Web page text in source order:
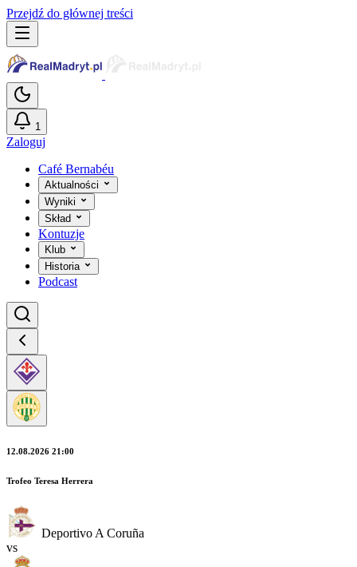
Przejdź do głównej treści
1
Zaloguj
Café Bernabéu
Aktualności
Wyniki
Skład
Kontuzje
Klub
Historia
Podcast
12.08.2026 21:00
Trofeo Teresa Herrera
Deportivo A Coruña
vs